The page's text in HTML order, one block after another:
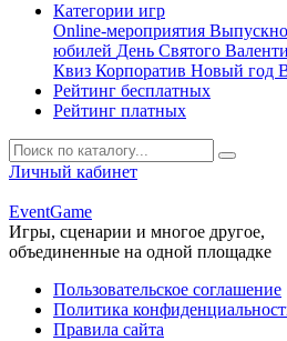
Категории игр
Online-мероприятия
юбилей День Святого
Квиз Корпоратив Новый год
Рейтинг бесплатных
Рейтинг платных
Личный кабинет
EventGame
Игры, сценарии и многое другое,
объединенные на одной площадке
Пользовательское соглашение
Политика
Правила сайта